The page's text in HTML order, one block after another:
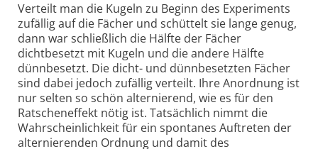
Verteilt man die Kugeln zu Beginn des Experiments
zufällig auf die Fächer und schüttelt sie lange genug,
dann war schließlich die Hälfte der Fächer
dichtbesetzt mit Kugeln und die andere Hälfte
dünnbesetzt. Die dicht- und dünnbesetzten Fächer
sind dabei jedoch zufällig verteilt. Ihre Anordnung ist
nur selten so schön alternierend, wie es für den
Ratscheneffekt nötig ist. Tatsächlich nimmt die
Wahrscheinlichkeit für ein spontanes Auftreten der
alternierenden Ordnung und damit des